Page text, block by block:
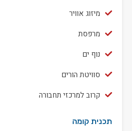
מיזוג אוויר
מרפסת
נוף ים
סוויטת הורים
קרוב למרכזי תחבורה
תכנית קומה